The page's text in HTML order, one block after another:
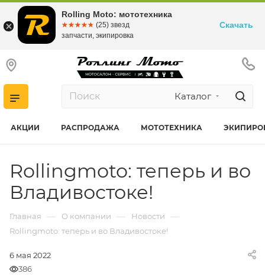
Каталог
АКЦИИ РАСПРОДАЖА МОТОТЕХНИКА
Rollingmoto: теперь и во
Владивостоке!
Главная — О компании — Новости —
Rollingmoto: теперь и во Владивостоке!
6 мая 2022
386
Rolling Moto: мототехника
☆☆☆☆☆
★★★★★ (25) звезд
запчасти, экипировка
Скачать